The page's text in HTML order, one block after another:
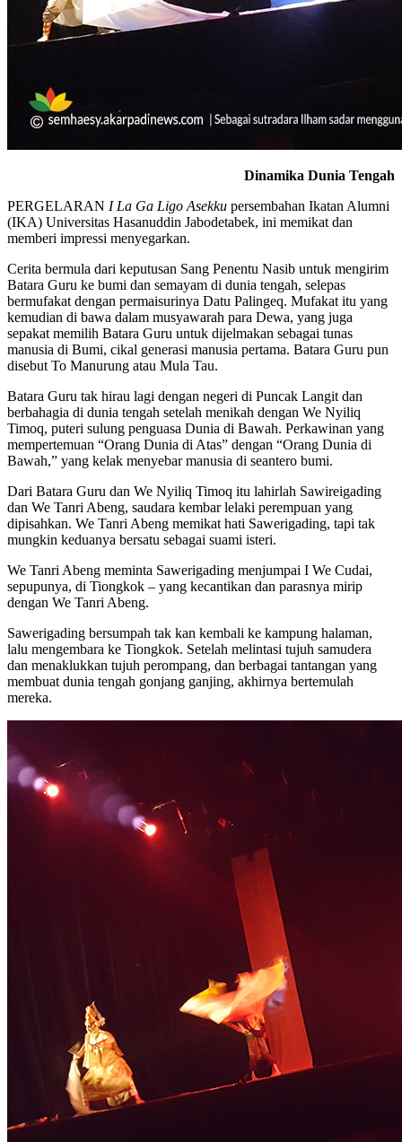
Dinamika Dunia Tengah
PERGELARAN I La Ga Ligo Asekku persembahan Ikatan Alumni
(IKA) Universitas Hasanuddin Jabodetabek, ini memikat dan
memberi impressi menyegarkan.
Cerita bermula dari keputusan Sang Penentu Nasib untuk mengirim
Batara Guru ke bumi dan semayam di dunia tengah, selepas
bermufakat dengan permaisurinya Datu Palingeq. Mufakat itu yang
kemudian di bawa dalam musyawarah para Dewa, yang juga
sepakat memilih Batara Guru untuk dijelmakan sebagai tunas
manusia di Bumi, cikal generasi manusia pertama. Batara Guru pun
disebut To Manurung atau Mula Tau.
Batara Guru tak hirau lagi dengan negeri di Puncak Langit dan
berbahagia di dunia tengah setelah menikah dengan We Nyiliq
Timoq, puteri sulung penguasa Dunia di Bawah. Perkawinan yang
mempertemuan “Orang Dunia di Atas” dengan “Orang Dunia di
Bawah,” yang kelak menyebar manusia di seantero bumi.
Dari Batara Guru dan We Nyiliq Timoq itu lahirlah Sawireigading
dan We Tanri Abeng, saudara kembar lelaki perempuan yang
dipisahkan. We Tanri Abeng memikat hati Sawerigading, tapi tak
mungkin keduanya bersatu sebagai suami isteri.
We Tanri Abeng meminta Sawerigading menjumpai I We Cudai,
sepupunya, di Tiongkok – yang kecantikan dan parasnya mirip
dengan We Tanri Abeng.
Sawerigading bersumpah tak kan kembali ke kampung halaman,
lalu mengembara ke Tiongkok. Setelah melintasi tujuh samudera
dan menaklukkan tujuh perompang, dan berbagai tantangan yang
membuat dunia tengah gonjang ganjing, akhirnya bertemulah
mereka.